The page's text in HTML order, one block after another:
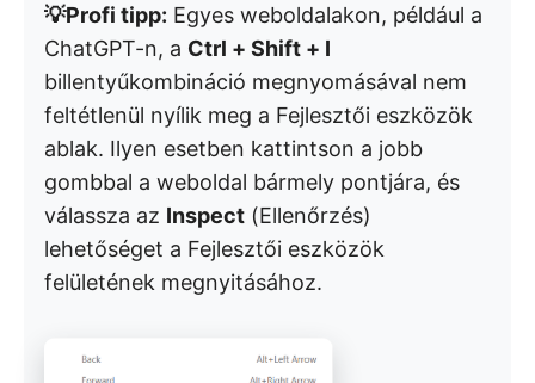
💡Profi tipp: Egyes weboldalakon, például a
ChatGPT-n, a Ctrl + Shift + I
billentyűkombináció megnyomásával nem
feltétlenül nyílik meg a Fejlesztői eszközök
ablak. Ilyen esetben kattintson a jobb
gombbal a weboldal bármely pontjára, és
válassza az Inspect (Ellenőrzés)
lehetőséget a Fejlesztői eszközök
felületének megnyitásához.